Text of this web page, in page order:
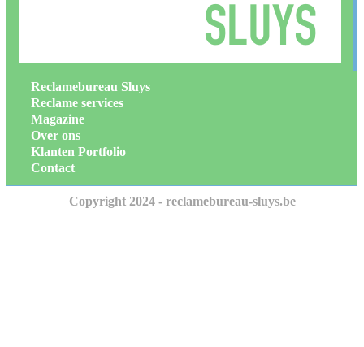
Reclamebureau Sluys
Reclame services
Magazine
Over ons
Klanten Portfolio
Contact
Copyright 2024 - reclamebureau-sluys.be